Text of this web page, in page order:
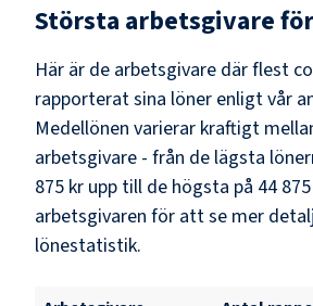
Största arbetsgivare för
Här är de arbetsgivare där flest
rapporterat sina löner enligt vår
Medellönen varierar kraftigt
arbetsgivare - från de lägsta
875 kr upp till de högsta på 44
arbetsgivaren för att se mer
lönestatistik.